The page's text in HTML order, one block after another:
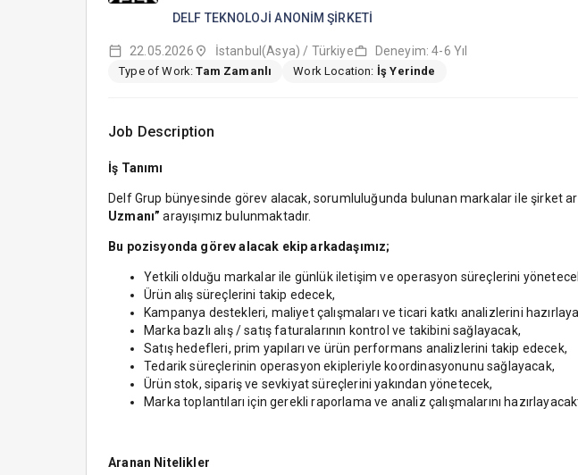
DELF TEKNOLOJİ ANONİM ŞİRKETİ
22.05.2026 İstanbul(Asya) / Türkiye Deneyim: 4-6 Yıl
Type of Work:Tam Zamanlı Work Location: İş Yerinde
Job Description
İş Tanımı
Delf Grup bünyesinde görev alacak, sorumluluğunda bulunan markalar ile şirket
Uzmanı” arayışımız bulunmaktadır.
Bu pozisyonda görev alacak ekip arkadaşımız;
Yetkili olduğu markalar ile günlük iletişim ve operasyon süreçlerini
Ürün alış süreçlerini takip edecek,
Kampanya destekleri, maliyet çalışmaları ve ticari katkı analizlerini
Marka bazlı alış / satış faturalarının kontrol ve takibini sağlayacak,
Satış hedefleri, prim yapıları ve ürün performans analizlerini takip edecek,
Tedarik süreçlerinin operasyon ekipleriyle koordinasyonunu sağlayacak,
Ürün stok, sipariş ve sevkiyat süreçlerini yakından yönetecek,
Marka toplantıları için gerekli raporlama ve analiz çalışmalarını
Aranan Nitelikler